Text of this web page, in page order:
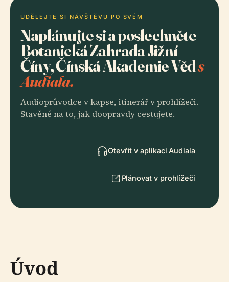
UDĚLEJTE SI NÁVŠTĚVU PO SVÉM
Naplánujte si a poslechněte
Botanická Zahrada Jižní
Číny, Čínská Akademie Věds
Audiala.
Audioprůvodce v kapse, itinerář v prohlížeči.
Stavěné na to, jak doopravdy cestujete.
Otevřít v aplikaci Audiala
Plánovat v prohlížeči
Úvod